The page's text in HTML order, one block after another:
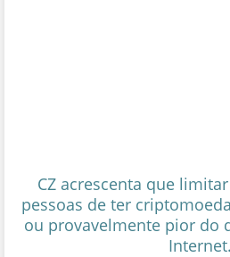
CZ acrescenta que
pessoas de ter
ou provavelmente pior do
Internet.